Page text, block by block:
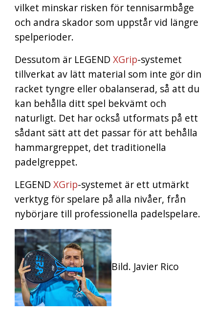
vilket minskar risken för tennisarmbåge
och andra skador som uppstår vid längre
spelperioder.
Dessutom är LEGEND XGrip-systemet
tillverkat av lätt material som inte gör din
racket tyngre eller obalanserad, så att du
kan behålla ditt spel bekvämt och
naturligt. Det har också utformats på ett
sådant sätt att det passar för att behålla
hammargreppet, det traditionella
padelgreppet.
LEGEND XGrip-systemet är ett utmärkt
verktyg för spelare på alla nivåer, från
nybörjare till professionella padelspelare.
Bild. Javier Rico